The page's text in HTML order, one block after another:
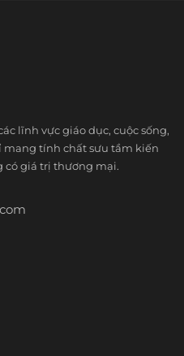
lĩnh vực giáo dục, cuộc sống,
mang tính chất sưu tầm kiến
có giá trị thương mại.